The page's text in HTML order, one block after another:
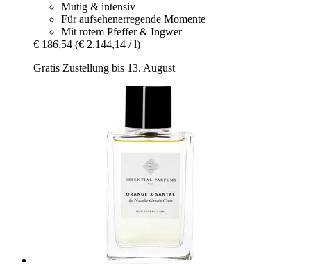
Mutig & intensiv
Für aufsehenerregende Momente
Mit rotem Pfeffer & Ingwer
€ 186,54 (€ 2.144,14 / l)
Gratis Zustellung bis 13. August